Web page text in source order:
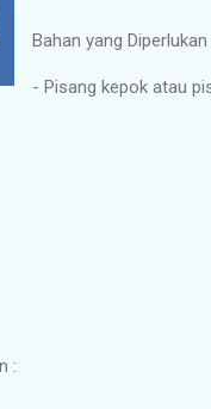
Bahan yang Diperlukan
- Pisang kepok atau
: